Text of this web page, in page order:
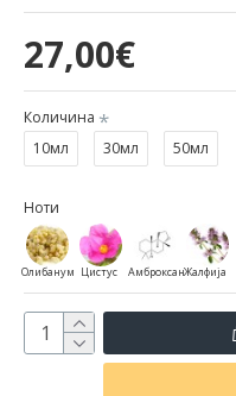
27,00€
Количина
10мл
30мл 50мл
Ноти
Олибанум Цистус АмброксанЖалфија